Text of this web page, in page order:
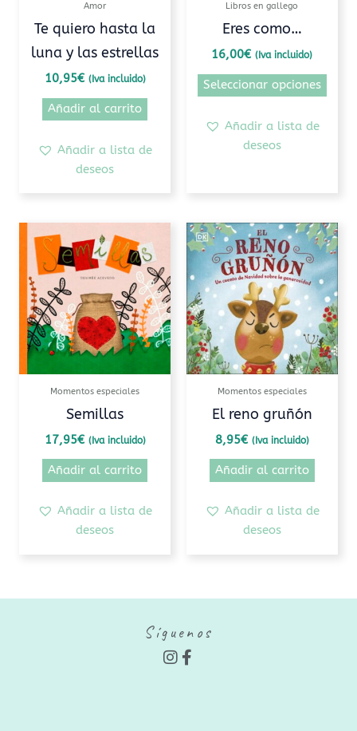
Amor
Te quiero hasta la
luna y las estrellas
10,95€ (Iva incluido)
Añadir al carrito
Añadir a lista de
deseos
Libros en gallego
Eres como…
16,00€ (Iva incluido)
Seleccionar opciones
de
Añadir a lista de
deseos
Momentos especiales
Semillas
17,95€ (Iva incluido)
Añadir al carrito
Añadir a lista de
deseos
Momentos especiales
El reno gruñón
8,95€ (Iva incluido)
Añadir al carrito
Añadir a lista de
deseos
Síguenos
I
n
F
a